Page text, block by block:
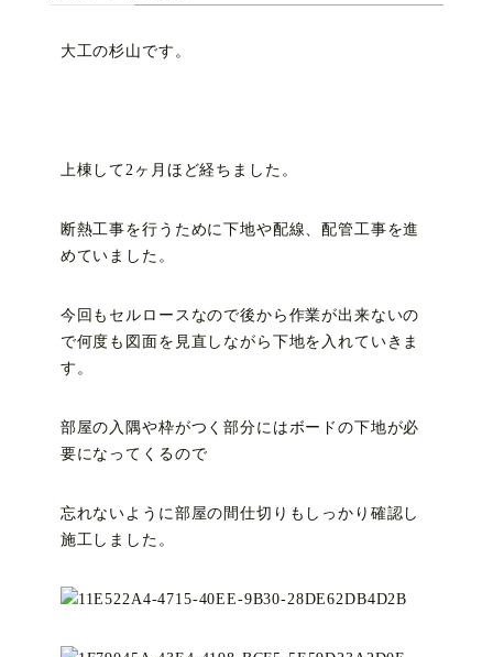
大工の杉山です。
上棟して2ヶ月ほど経ちました。
断熱工事を行うために下地や配線、配管工事を進
めていました。
今回もセルロースなので後から作業が出来ないの
で何度も図面を見直しながら下地を入れていきま
す。
部屋の入隅や枠がつく部分にはボードの下地が必
要になってくるので
忘れないように部屋の間仕切りもしっかり確認し
施工しました。